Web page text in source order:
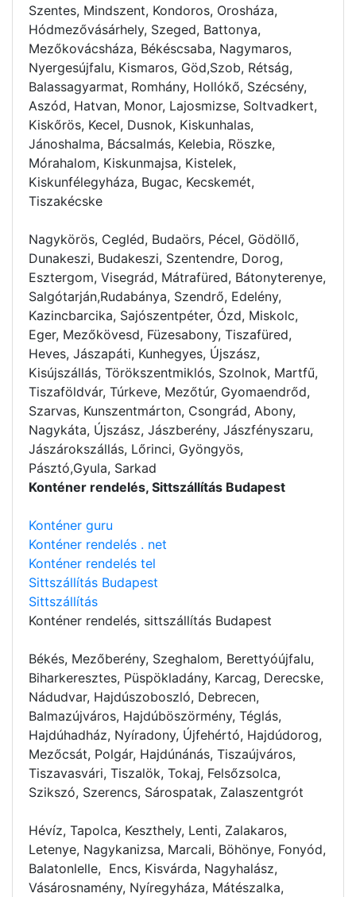
Szentes, Mindszent, Kondoros, Orosháza,
Hódmezővásárhely, Szeged, Battonya,
Mezőkovácsháza, Békéscsaba, Nagymaros,
Nyergesújfalu, Kismaros, Göd,Szob, Rétság,
Balassagyarmat, Romhány, Hollókő, Szécsény,
Aszód, Hatvan, Monor, Lajosmizse, Soltvadkert,
Kiskőrös, Kecel, Dusnok, Kiskunhalas,
Jánoshalma, Bácsalmás, Kelebia, Röszke,
Mórahalom, Kiskunmajsa, Kistelek,
Kiskunfélegyháza, Bugac, Kecskemét,
Tiszakécske
Nagykörös, Cegléd, Budaörs, Pécel, Gödöllő,
Dunakeszi, Budakeszi, Szentendre, Dorog,
Esztergom, Visegrád, Mátrafüred, Bátonyterenye,
Salgótarján,Rudabánya, Szendrő, Edelény,
Kazincbarcika, Sajószentpéter, Ózd, Miskolc,
Eger, Mezőkövesd, Füzesabony, Tiszafüred,
Heves, Jászapáti, Kunhegyes, Újszász,
Kisújszállás, Törökszentmiklós, Szolnok, Martfű,
Tiszaföldvár, Túrkeve, Mezőtúr, Gyomaendrőd,
Szarvas, Kunszentmárton, Csongrád, Abony,
Nagykáta, Újszász, Jászberény, Jászfényszaru,
Jászárokszállás, Lőrinci, Gyöngyös,
Pásztó,Gyula, Sarkad
Konténer rendelés, Sittszállítás Budapest
Konténer guru
Konténer rendelés . net
Konténer rendelés tel
Sittszállítás Budapest
Sittszállítás
Konténer rendelés, sittszállítás Budapest
Békés, Mezőberény, Szeghalom, Berettyóújfalu,
Biharkeresztes, Püspökladány, Karcag, Derecske,
Nádudvar, Hajdúszoboszló, Debrecen,
Balmazújváros, Hajdúböszörmény, Téglás,
Hajdúhadház, Nyíradony, Újfehértó, Hajdúdorog,
Mezőcsát, Polgár, Hajdúnánás, Tiszaújváros,
Tiszavasvári, Tiszalök, Tokaj, Felsőzsolca,
Szikszó, Szerencs, Sárospatak, Zalaszentgrót
Hévíz, Tapolca, Keszthely, Lenti, Zalakaros,
Letenye, Nagykanizsa, Marcali, Böhönye, Fonyód,
Balatonlelle, Encs, Kisvárda, Nagyhalász,
Vásárosnamény, Nyíregyháza, Mátészalka,